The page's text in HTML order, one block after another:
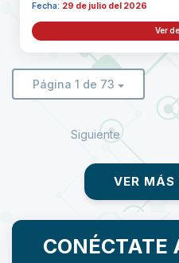
Fecha: 29 de julio del 2026
Ver
Página 1 de 73
Siguiente
VER MÁS
CONÉCTATE